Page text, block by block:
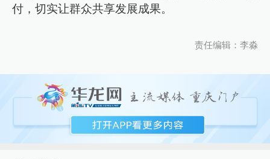
付，切实让群众共享发展成果。
责任编辑：李淼